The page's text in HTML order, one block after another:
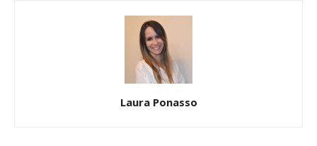
Laura Ponasso